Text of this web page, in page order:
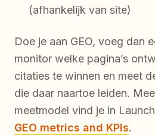
(afhankelijk van site)
Doe je aan GEO, voeg dan
monitor welke pagina’s
citaties te winnen en meet
die daar naartoe leiden.
meetmodel vind je in
GEO metrics and KPIs.